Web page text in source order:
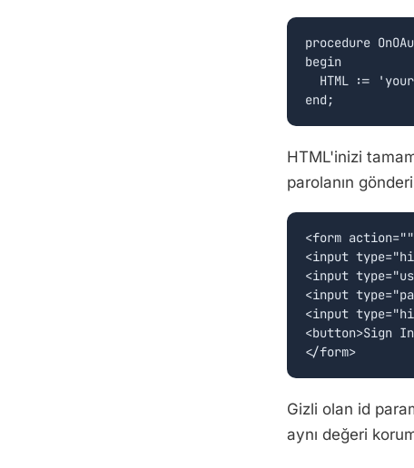
procedure
begin
HTML :=
HTML'inizi
parolanın
<form
<input
<input
<input
<input
<button>Sign
Gizli olan id
aynı değeri